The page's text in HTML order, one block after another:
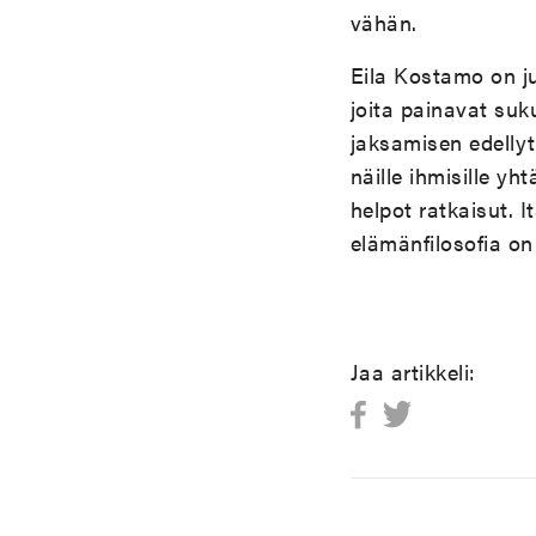
vähän.
Eila Kostamo on
joita painavat
jaksamisen
näille ihmisille
helpot ratkaisut.
elämänfilosofia
Jaa artikkeli: